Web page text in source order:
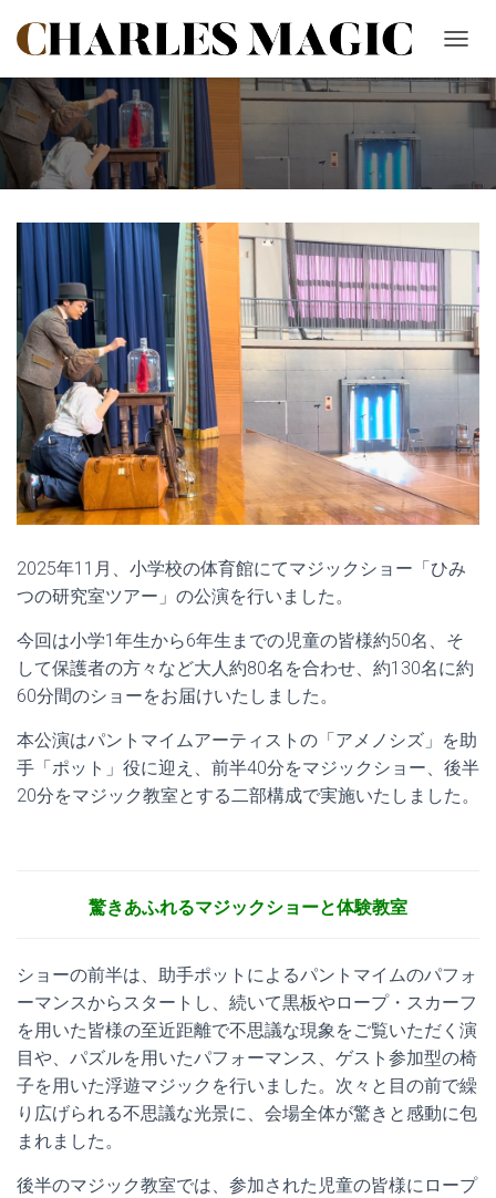
ビ
ゲ
切
2025年11月、小学校の体育館にてマジックショー「ひみ
つの研究室ツアー」の公演を行いました。
今回は小学1年生から6年生までの児童の皆様約50名、そ
して保護者の方々など大人約80名を合わせ、約130名に約
60分間のショーをお届けいたしました。
本公演はパントマイムアーティストの「アメノシズ」を助
手「ポット」役に迎え、前半40分をマジックショー、後半
20分をマジック教室とする二部構成で実施いたしました。
驚きあふれるマジックショーと体験教室
ショーの前半は、助手ポットによるパントマイムのパフォ
ーマンスからスタートし、続いて黒板やロープ・スカーフ
を用いた皆様の至近距離で不思議な現象をご覧いただく演
目や、パズルを用いたパフォーマンス、ゲスト参加型の椅
子を用いた浮遊マジックを行いました。次々と目の前で繰
り広げられる不思議な光景に、会場全体が驚きと感動に包
まれました。
後半のマジック教室では、参加された児童の皆様にロープ